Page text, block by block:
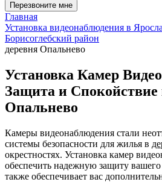
Перезвоните мне
Главная
Установка видеонаблюдения в
Борисоглебский район
деревня Опальнево
Установка Камер
Защита и Спокойствие
Опальнево
Камеры видеонаблюдения стали
системы безопасности для жилья в
окрестностях. Установка камер
обеспечить надежную защиту
также обеспечивает вас